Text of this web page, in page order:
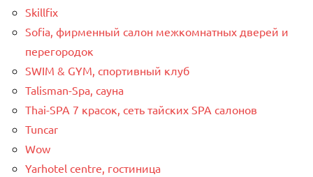
Skillfix
Sofia, фирменный салон межкомнатных дверей и
перегородок
SWIM & GYM, спортивный клуб
Talisman-Spa, сауна
Thai-SPA 7 красок, сеть тайских SPA салонов
Tuncar
Wow
Yarhotel centre, гостиница